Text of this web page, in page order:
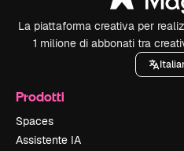
La piattaforma creativa per
1 milione di abbonati tra
Prodotti
Spaces
Assistente IA